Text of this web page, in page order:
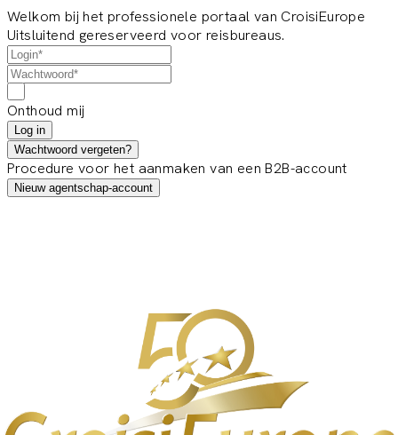
Welkom bij het professionele portaal van CroisiEurope
Uitsluitend gereserveerd voor reisbureaus.
Onthoud mij
Log in
Wachtwoord vergeten?
Procedure voor het aanmaken van een B2B-account
Nieuw agentschap-account